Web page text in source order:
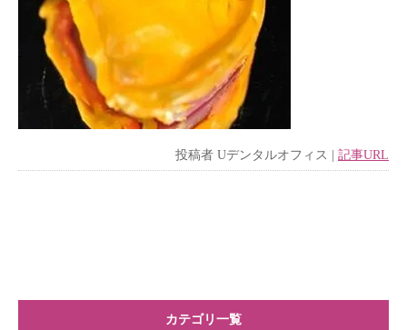
投稿者 Uデンタルオフィス | 記事URL
カテゴリ一覧